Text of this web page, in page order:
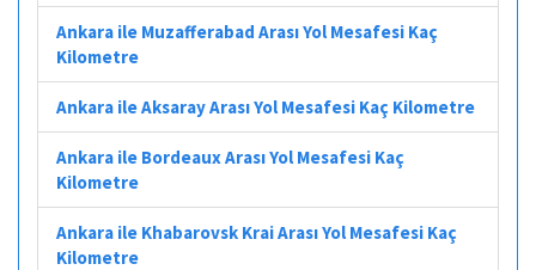
Ankara ile Muzafferabad Arası Yol Mesafesi Kaç
Kilometre
Ankara ile Aksaray Arası Yol Mesafesi Kaç Kilometre
Ankara ile Bordeaux Arası Yol Mesafesi Kaç
Kilometre
Ankara ile Khabarovsk Krai Arası Yol Mesafesi Kaç
Kilometre